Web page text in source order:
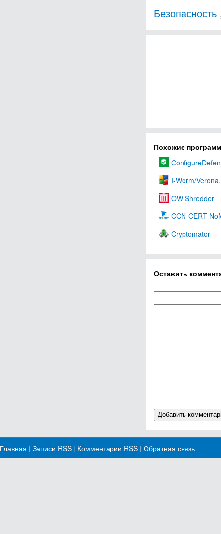
Безопасность
Похожие
I-Worm/
OW Shredder
CCN-CERT
Cryptomator
Оставить
Главная | Записи RSS | Комментарии RSS | Обратная связь